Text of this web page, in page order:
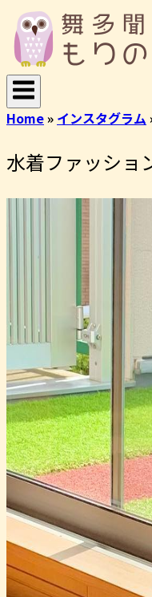
ン
テ
ン
ツ
へ
ス
キ
ッ
ー
ム
Home» インスタグラム
水着ファッシ